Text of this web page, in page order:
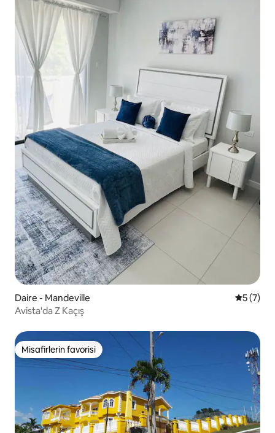
Daire - Mandeville 55 (7)
Avista'da Z Kaçış
Misafirlerin favorisi
Misafirlerin favorisi